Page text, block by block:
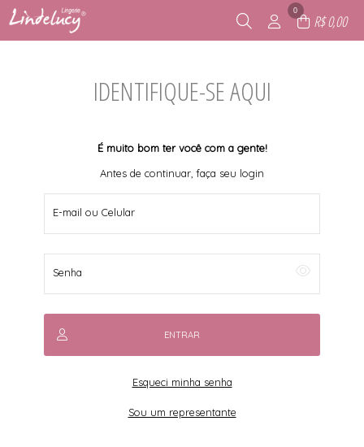
0
R$ 0,00
IDENTIFIQUE-SE AQUI
É muito bom ter você com a gente!
Antes de continuar, faça seu login
E-mail ou Celular
Senha
ENTRAR
Esqueci minha senha
Sou um representante